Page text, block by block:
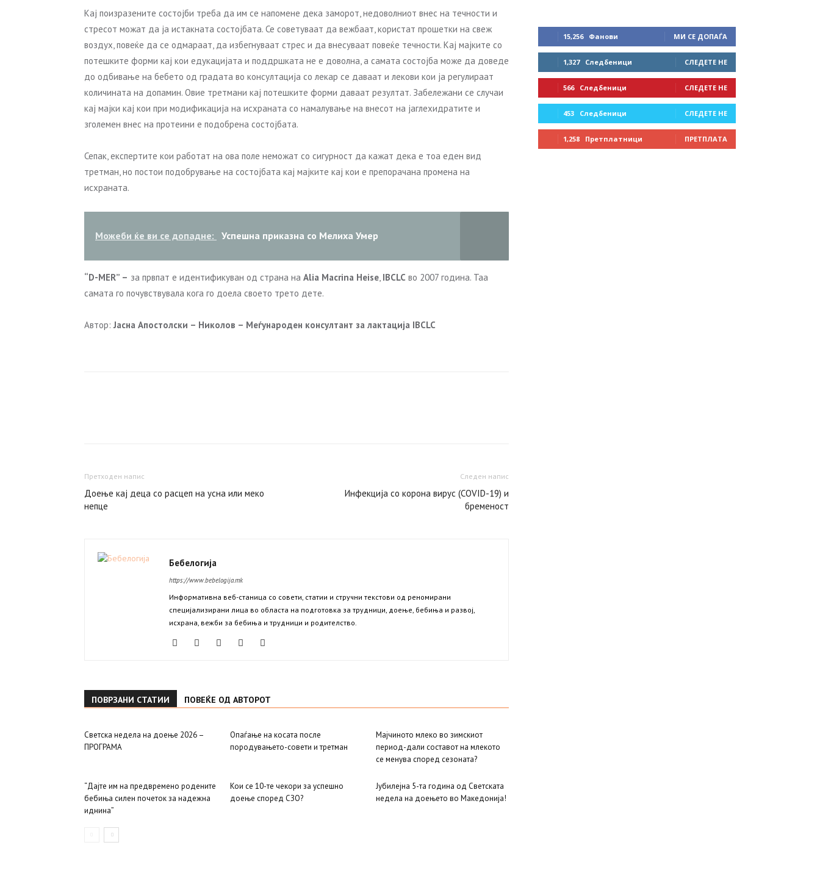
Кај поизразените состојби треба да им се напомене дека заморот, недоволниот внес на течности и
стресот можат да ја истакната состојбата. Се советуваат да вежбаат, користат прошетки на свеж
воздух, повеќе да се одмараат, да избегнуваат стрес и да внесуваат повеќе течности. Кај мајките со
потешките форми кај кои едукацијата и поддршката не е доволна, а самата состојба може да доведе
до одбивање на бебето од градата во консултација со лекар се даваат и лекови кои ја регулираат
количината на допамин. Овие третмани кај потешките форми даваат резултат. Забележани се случаи
кај мајки кај кои при модификација на исхраната со намалување на внесот на јаглехидратите и
зголемен внес на протеини е подобрена состојбата.
Сепак, експертите кои работат на ова поле неможат со сигурност да кажат дека е тоа еден вид
третман, но постои подобрување на состојбата кај мајките кај кои е препорачана промена на
исхраната.
Можеби ќе ви се допадне: Успешна приказна со Мелиха Умер
“D-MER” – за првпат е идентификуван од страна на Alia Macrina Heise, IBCLC во 2007 година. Таа
самата го почувствувала кога го доела своето трето дете.
Автор:Јасна Апостолски – Николов – Меѓународен консултант за лактација IBCLC
Претходен напис
Доење кај деца со расцеп на усна или меко
непце
Следен напис
Инфекција со корона вирус (COVID-19) и
бременост
Бебелогија
https://www.bebelogija.mk
Информативна веб-станица со совети, статии и стручни текстови од реномирани
специјализирани лица во областа на подготовка за трудници, доење, бебиња и развој,
исхрана, вежби за бебиња и трудници и родителство.
ПОВРЗАНИ СТАТИИ ПОВЕЌЕ ОД АВТОРОТ
Светска недела на доење 2026 –
ПРОГРАМА
Опаѓање на косата после
породувањето-совети и третман
Мајчиното млеко во зимскиот
период-дали составот на млекото
се менува според сезоната?
“Дајте им на предвремено родените
бебиња силен почеток за надежна
иднина”
Кои се 10-те чекори за успешно
доење според СЗО?
Јубилејна 5-та година од Светската
недела на доењето во Македонија!
15,256 Фанови МИ СЕ ДОПАЃА
1,327 Следбеници СЛЕДЕТЕ НЕ
566 Следбеници СЛЕДЕТЕ НЕ
453 Следбеници СЛЕДЕТЕ НЕ
1,258 Претплатници ПРЕТПЛАТА